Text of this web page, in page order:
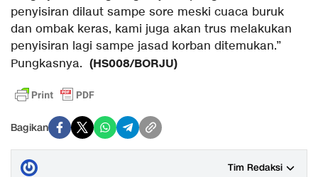
penyisiran dilaut sampe sore meski cuaca buruk
dan ombak keras, kami juga akan trus melakukan
penyisiran lagi sampe jasad korban ditemukan.”
Pungkasnya. (HS008/BORJU)
Bagikan
Tim Redaksi